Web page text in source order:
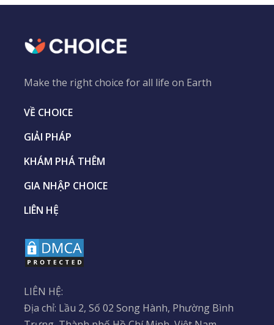
Make the right choice for all life on Earth
VỀ CHOICE
GIẢI PHÁP
KHÁM PHÁ THÊM
GIA NHẬP CHOICE
LIÊN HỆ
LIÊN HỆ:
Địa chỉ: Lầu 2, Số 02 Song Hành, Phường Bình